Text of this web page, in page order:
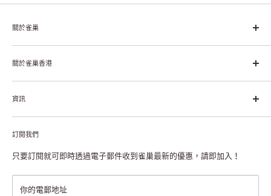
關於雀巢
雀巢集團起源於1866年的瑞士，目前是全球領先的「營養、健康、
幸福生活」企業。雀巢的目標是「我們充分發掘食品的力量，提升
關於雀巢香港
關於雀巢香港
雀巢香港創造共享價值
聯絡我們
私隱聲明
註冊NESCAFÉ® Dolce Gusto®咖啡機
資訊
付款及送貨
退貨或更換
常見問題
雀巢會員獎賞
訂閱我們
只要訂閱就可即時透過電子郵件收到雀巢最新的優惠，請即加入！
你的電郵地址